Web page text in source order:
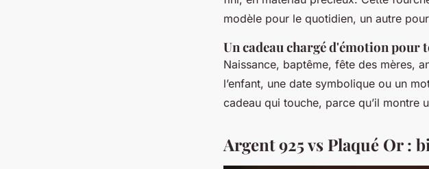
modèle pour le quotidien, un autre
Un cadeau chargé d'émotion pour
Naissance, baptême, fête des mères,
l’enfant, une date symbolique ou un
cadeau qui touche, parce qu’il montre
Argent 925 vs Plaqué Or :